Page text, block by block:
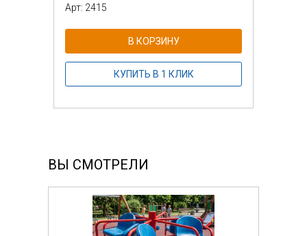
Арт: 2415
В КОРЗИНУ
КУПИТЬ В 1 КЛИК
ВЫ СМОТРЕЛИ